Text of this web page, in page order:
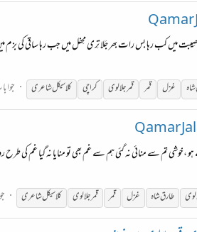
میں کب رہا بس رات بھر جَلا تِری محِفل میں جب رہا ساقی کی بزم
غزل قمر قمرجلالوی کراچی کلاسیکل شاعری
تم سے منائی نہ گئی ہم سے غم بھی تو منایا نہ گیا غم کی
طارق شاہ غزل قمر قمرجلالوی کلاسیکل شاعری